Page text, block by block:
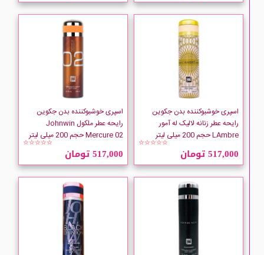
Sanex
SEAGULL
اسپری خوشبوکننده بدن جکوین
رایحه عطر زنانه لالیک له آمور
LAmbre حجم 200 میلی لیتر
☆☆☆☆☆
517,000 تومان
اسپری خوشبوکننده بدن جکوین
رایحه عطر ملکول Johnwin
Mercure 02 حجم 200 میلی لیتر
☆☆☆☆☆
517,000 تومان